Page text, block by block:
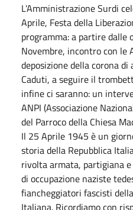
L’Amministrazione Surdi
Aprile, Festa della
programma: a partire dalle
Novembre, incontro con le
deposizione della corona
Caduti, a seguire il
infine ci saranno: un
ANPI (Associazione
del Parroco della Chiesa
Il 25 Aprile 1945 è un
storia della Repubblica
rivolta armata, partigiana
di occupazione naziste
fiancheggiatori fascisti
Italiana. Ricordiamo con